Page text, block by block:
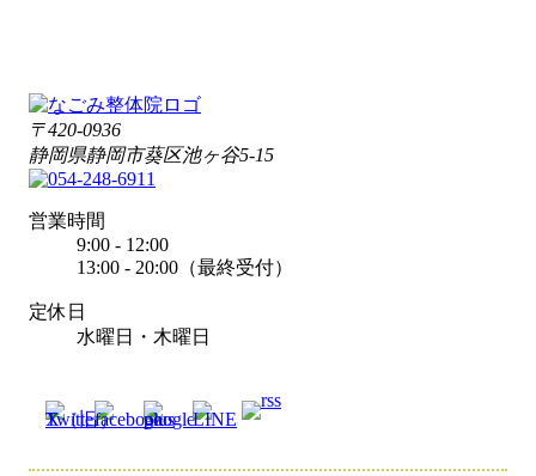
〒420-0936
静岡県静岡市葵区池ヶ谷5-15
営業時間
9:00 - 12:00
13:00 - 20:00（最終受付）
定休日
水曜日・木曜日